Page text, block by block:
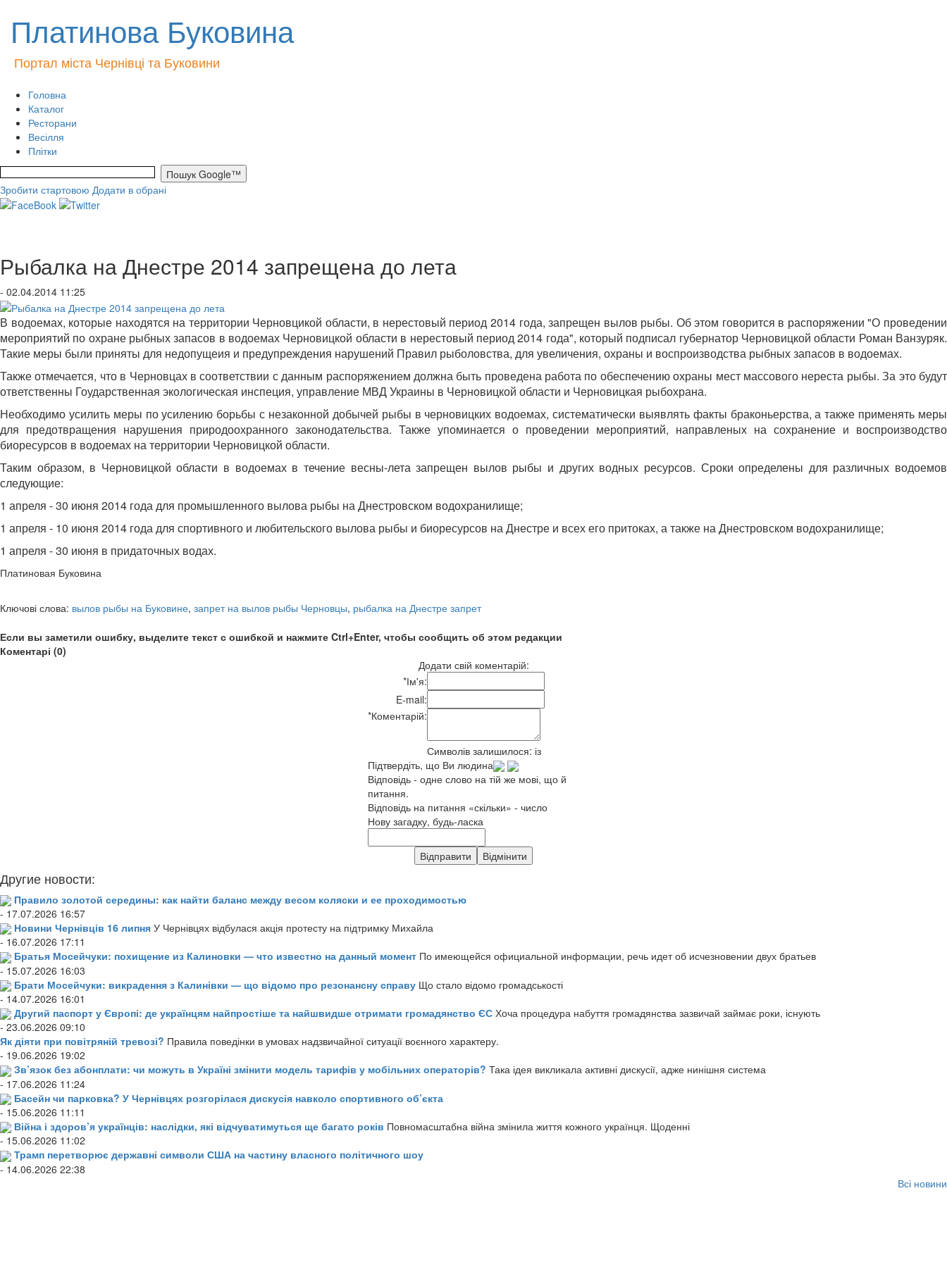
Платинова Буковина
Портал міста Чернівці та Буковини
Головна
Каталог
Ресторани
Весілля
Плітки
Зробити стартовою Додати в обрані
Рыбалка на Днестре 2014 запрещена до лета
- 02.04.2014 11:25
В водоемах, которые находятся на территории Черновцикой области, в нерестовый период 2014 года, запрещен вылов рыбы. Об этом говорится в распоряжении "О проведении
мероприятий по охране рыбных запасов в водоемах Черновицкой области в нерестовый период 2014 года", который подписал губернатор Черновицкой области Роман Ванзуряк.
Такие меры были приняты для недопущеия и предупреждения нарушений Правил рыболовства, для увеличения, охраны и воспроизводства рыбных запасов в водоемах.
Также отмечается, что в Черновцах в соответствии с данным распоряжением должна быть проведена работа по обеспечению охраны мест массового нереста рыбы. За это будут
ответственны Гоударственная экологическая инспеция, управление МВД Украины в Черновицкой области и Черновицкая рыбохрана.
Необходимо усилить меры по усилению борьбы с незаконной добычей рыбы в черновицких водоемах, систематически выявлять факты браконьерства, а также применять меры
для предотвращения нарушения природоохранного законодательства. Также упоминается о проведении мероприятий, направленых на сохранение и воспроизводство
биоресурсов в водоемах на территории Черновицкой области.
Таким образом, в Черновицкой области в водоемах в течение весны-лета запрещен вылов рыбы и других водных ресурсов. Сроки определены для различных водоемов
следующие:
1 апреля - 30 июня 2014 года для промышленного вылова рыбы на Днестровском водохранилище;
1 апреля - 10 июня 2014 года для спортивного и любительского вылова рыбы и биоресурсов на Днестре и всех его притоках, а также на Днестровском водохранилище;
1 апреля - 30 июня в придаточных водах.
Платиновая Буковина
Ключові слова: вылов рыбы на Буковине, запрет на вылов рыбы Черновцы, рыбалка на Днестре запрет
Если вы заметили ошибку, выделите текст с ошибкой и нажмите Ctrl+Enter, чтобы сообщить об этом редакции
Коментарі (0)
Додати свій коментарій:
*Ім'я:
E-mail:
*Коментарій:
Символів залишилося: із
Підтвердіть, що Ви людина
Відповідь - одне слово на тій же мові, що й
питання.
Відповідь на питання «скільки» - число
Нову загадку, будь-ласка
Другие новости:
Правило золотой середины: как найти баланс между весом коляски и ее проходимостью
- 17.07.2026 16:57
Новини Чернівців 16 липня У Чернівцях відбулася акція протесту на підтримку Михайла
- 16.07.2026 17:11
Братья Мосейчуки: похищение из Калиновки — что известно на данный момент По имеющейся официальной информации, речь идет об исчезновении двух братьев
- 15.07.2026 16:03
Брати Мосейчуки: викрадення з Калинівки — що відомо про резонансну справу Що стало відомо громадськості
- 14.07.2026 16:01
Другий паспорт у Європі: де українцям найпростіше та найшвидше отримати громадянство ЄС Хоча процедура набуття громадянства зазвичай займає роки, існують
- 23.06.2026 09:10
Як діяти при повітряній тревозі? Правила поведінки в умовах надзвичайної ситуації воєнного характеру.
- 19.06.2026 19:02
Зв’язок без абонплати: чи можуть в Україні змінити модель тарифів у мобільних операторів? Така ідея викликала активні дискусії, адже нинішня система
- 17.06.2026 11:24
Басейн чи парковка? У Чернівцях розгорілася дискусія навколо спортивного об’єкта
- 15.06.2026 11:11
Війна і здоров’я українців: наслідки, які відчуватимуться ще багато років Повномасштабна війна змінила життя кожного українця. Щоденні
- 15.06.2026 11:02
Трамп перетворює державні символи США на частину власного політичного шоу
- 14.06.2026 22:38
Всі новини